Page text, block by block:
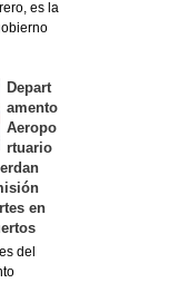
es la
Depart
amento
Aeropo
rtuario
en
del